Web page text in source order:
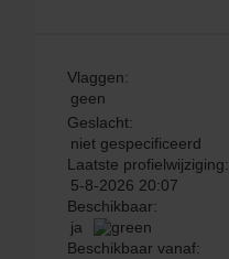
Vlaggen:
geen
Geslacht:
niet gespecificeerd
Laatste profielwijziging:
5-8-2026 20:07
Beschikbaar:
ja
Beschikbaar vanaf: